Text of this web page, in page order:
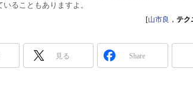
ることもありますよ。
[山市良 ， テク
見る Share